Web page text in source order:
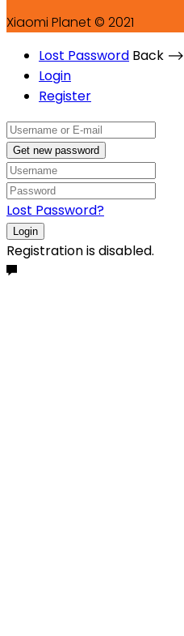
Xiaomi Planet © 2021
Lost Password Back ⟶
Login
Register
Get new password
Lost Password?
Login
Registration is disabled.